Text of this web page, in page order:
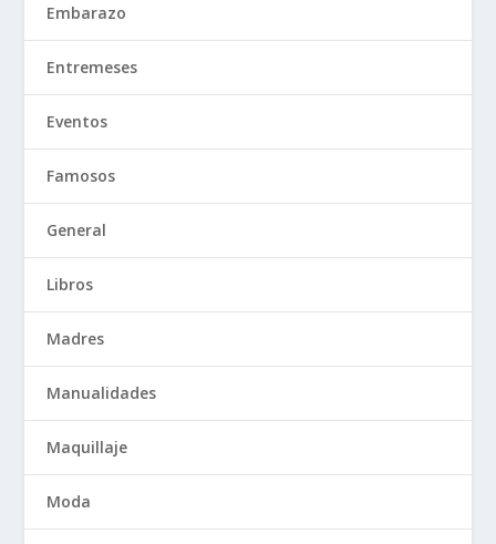
Embarazo
Entremeses
Eventos
Famosos
General
Libros
Madres
Manualidades
Maquillaje
Moda